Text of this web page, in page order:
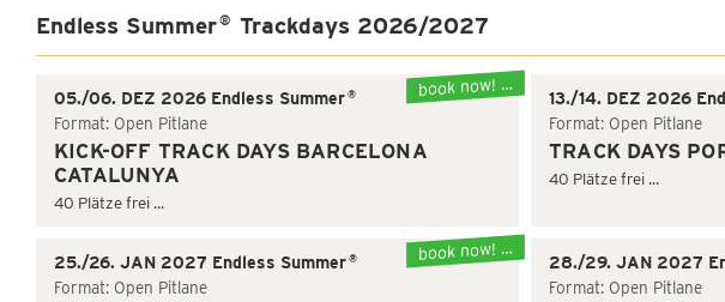
Endless Summer® Trackdays 2026/2027
book now! …
05./06. DEZ 2026 Endless Summer ®
Format: Open Pitlane
KICK-OFF TRACK DAYS BARCELONA
CATALUNYA
40 Plätze frei ...
13./14. DEZ 2026
Format: Open Pitlane
TRACK DAYS
40 Plätze frei ...
book now! …
25./26. JAN 2027 Endless Summer ®
Format: Open Pitlane
28./29. JAN 2027
Format: Open Pitlane